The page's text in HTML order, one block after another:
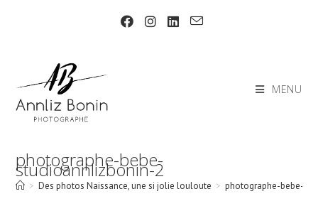
MENU
photographe-bebe-
studioannlizbonin-2
> Des photos Naissance, une si jolie louloute > photographe-bebe-